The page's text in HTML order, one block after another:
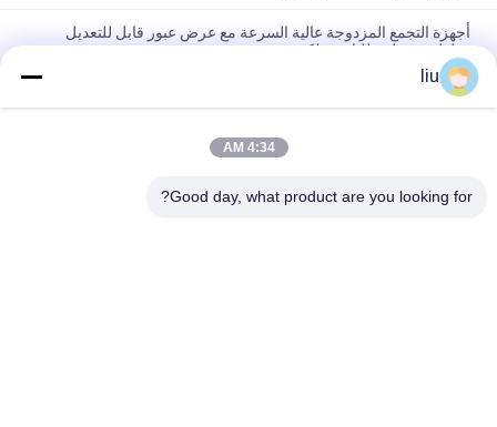
أجهزة التجمع المزدوجة عالية السرعة مع عرض عبور قابل للتعديل
وطول وضع لمتطلبات سلكية مخصصة
آلة تحديد الدقة لتحديد الحلقات المزدوجة لترتيب سبعة أو أكثر من خيوط
الأسلاك النحاسية العارية المزدوجة والمصفوفة بالفضة
آلة التجميع عالية السرعة مزدوجة التواء مصممة لتطبيقات التواء
liu
4:34 AM
Good day, what product are you looking for?